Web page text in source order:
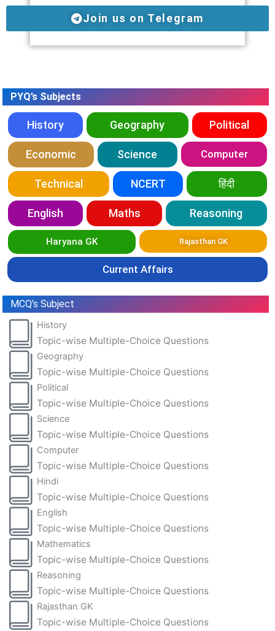
Join us on Telegram
PYQ’s Subjects
History Geography Political
Economic Science Computer
Technical NCERT हिंदी
English Maths Reasoning
Haryana GK Rajasthan GK
Current Affairs
MCQ’s Subject
History
Topic-wise Multiple-Choice Questions
Geography
Topic-wise Multiple-Choice Questions
Political
Topic-wise Multiple-Choice Questions
Science
Topic-wise Multiple-Choice Questions
Computer
Topic-wise Multiple-Choice Questions
Hindi
Topic-wise Multiple-Choice Questions
English
Topic-wise Multiple-Choice Questions
Mathematics
Topic-wise Multiple-Choice Questions
Reasoning
Topic-wise Multiple-Choice Questions
Rajasthan GK
Topic-wise Multiple-Choice Questions